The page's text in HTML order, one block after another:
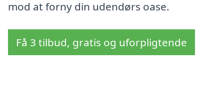
mod at forny din udendørs oase.
Få 3 tilbud, gratis og uforpligtende